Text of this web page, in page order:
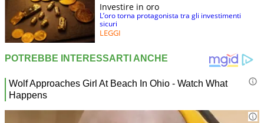
Investire in oro
L’oro torna protagonista tra gli investimenti
sicuri
LEGGI